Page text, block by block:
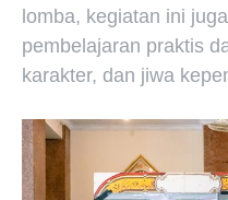
lomba, kegiatan ini
pembelajaran praktis
karakter, dan jiwa